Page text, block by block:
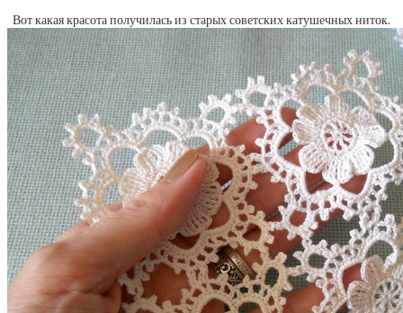
Вот какая красота получилась из старых советских катушечных ниток.